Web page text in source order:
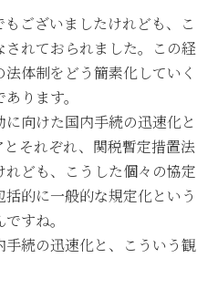
ございましたけれども、こ
れておられました。この経
体制をどう簡素化していく
ります。
向けた国内手続の迅速化と
それぞれ、関税暫定措置法
ども、こうした個々の協定
的に一般的な規定化という
すね。
続の迅速化と、こういう観